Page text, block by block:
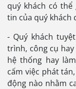
quý khách có
tin của quý khách
- Quý khách
trình, công cụ
hệ thống hay
cấm việc phát
động nào nhằm